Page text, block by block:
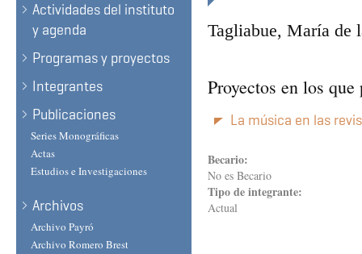
Actividades del instituto
y agenda
Programas y proyectos
Integrantes
Publicaciones
Series Monográficas
Actas
Estudios e Investigaciones
Archivos
Archivo Payró
Archivo Romero Brest
Tagliabue, María de
Proyectos en los
La música en las
Becario:
No es Becario
Tipo de integrante:
Actual